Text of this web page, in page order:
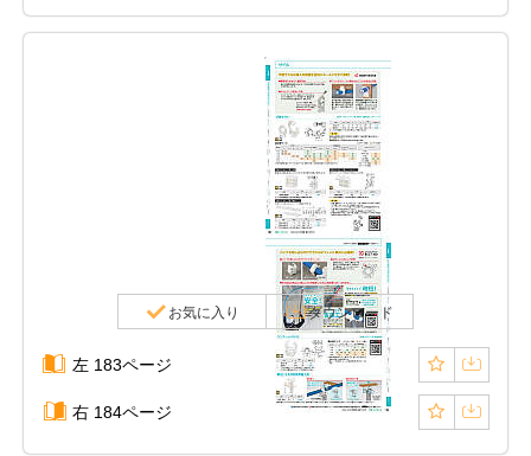
お気に入り ダウンロード
左 183ページ
右 184ページ